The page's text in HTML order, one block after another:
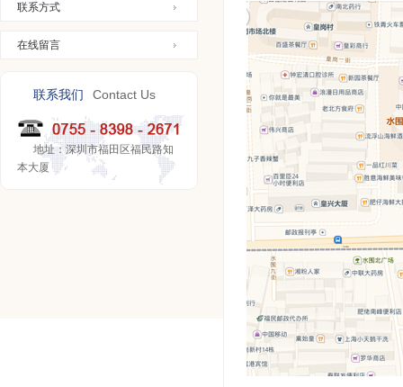
联系方式
在线留言
联系我们 Contact Us
地址：深圳市福田区福民路知
本大厦